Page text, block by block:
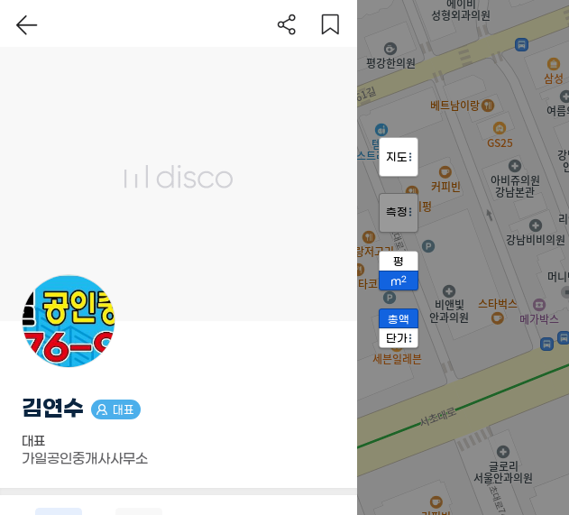
지도
측정
평
m2
총액
단가
김연수 대표
대표
가일공인중개사사무소